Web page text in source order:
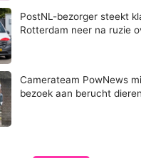
PostNL-bezorger steekt
Rotterdam neer na ruzie
Camerateam PowNews
bezoek aan berucht